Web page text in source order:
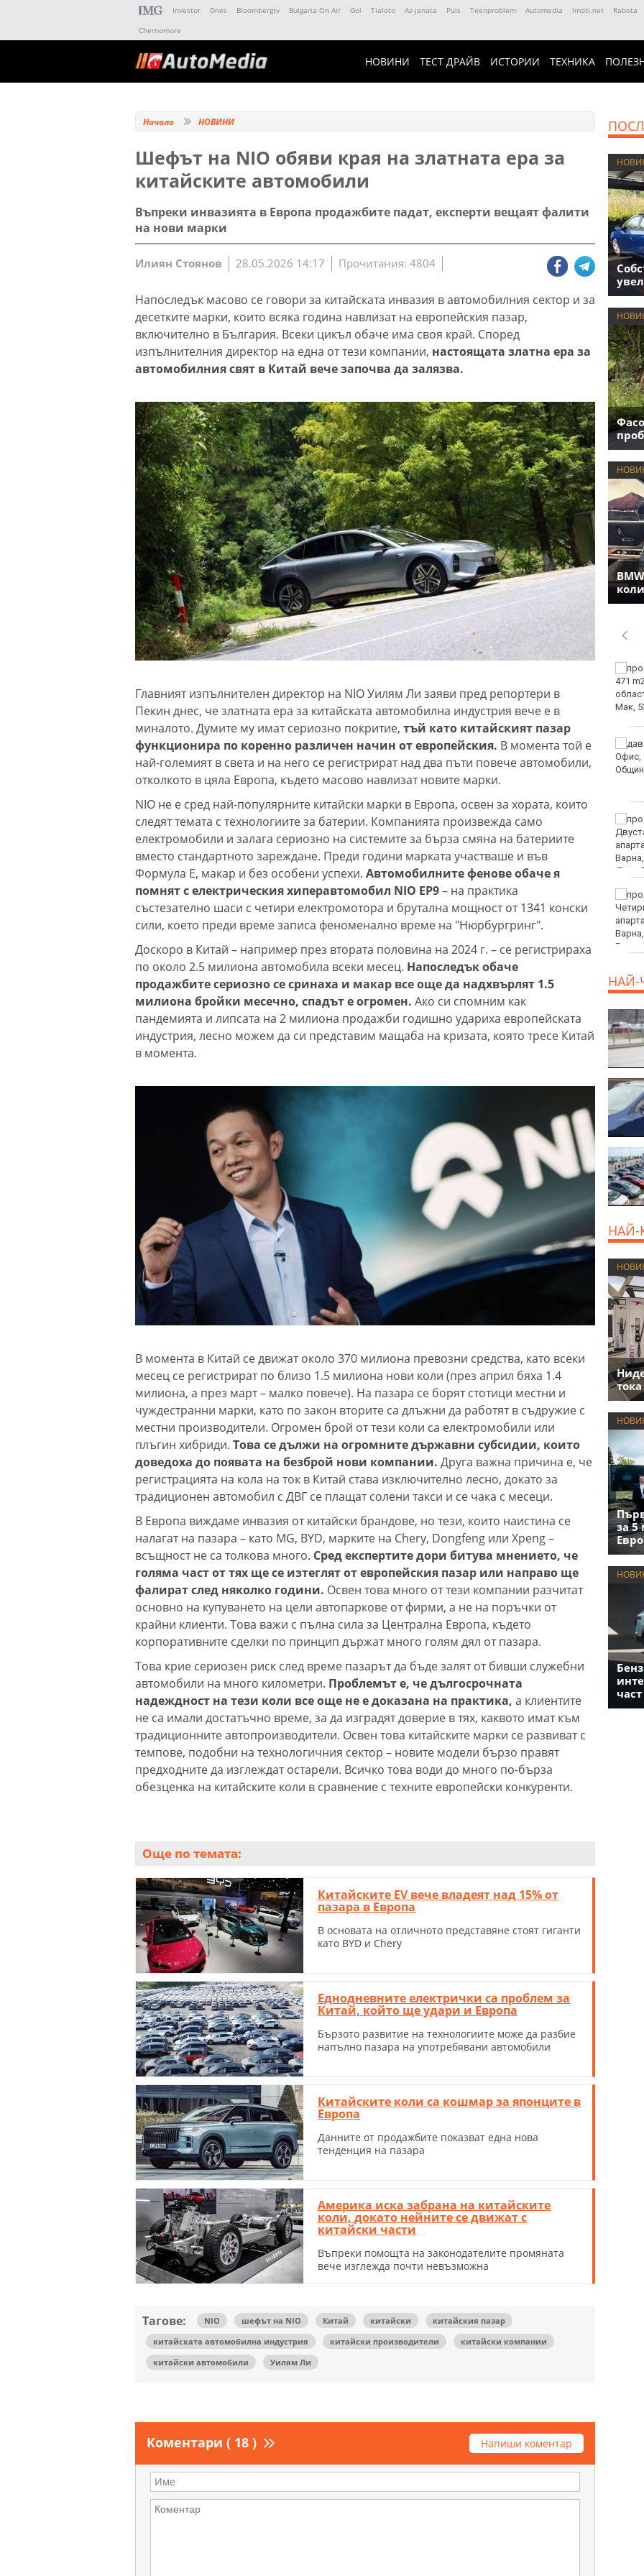
Investor Dnes Bloombergtv Bulgaria On Air Gol Tialoto Az-jenata Puls Teenproblem Automedia Imoti.net Rabota
Chernomore
НОВИНИ ТЕСТ ДРАЙВ ИСТОРИИ ТЕХНИКА
Начало НОВИНИ
Шефът на NIO обяви края на златната ера за
китайските автомобили
Въпреки инвазията в Европа продажбите падат, експерти вещаят фалити
на нови марки
Илиян Стоянов 28.05.2026 14:17 Прочитания: 4804
Напоследък масово се говори за китайската инвазия в автомобилния сектор и за
десетките марки, които всяка година навлизат на европейския пазар,
включително в България. Всеки цикъл обаче има своя край. Според
изпълнителния директор на една от тези компании, настоящата златна ера за
автомобилния свят в Китай вече започва да залязва.
Главният изпълнителен директор на NIO Уилям Ли заяви пред репортери в
Пекин днес, че златната ера за китайската автомобилна индустрия вече е в
миналото. Думите му имат сериозно покритие, тъй като китайският пазар
функционира по коренно различен начин от европейския. В момента той е
най-големият в света и на него се регистрират над два пъти повече автомобили,
отколкото в цяла Европа, където масово навлизат новите марки.
NIO не е сред най-популярните китайски марки в Европа, освен за хората, които
следят темата с технологиите за батерии. Компанията произвежда само
електромобили и залага сериозно на системите за бърза смяна на батериите
вместо стандартното зареждане. Преди години марката участваше и във
Формула Е, макар и без особени успехи. Автомобилните фенове обаче я
помнят с електрическия хиперавтомобил NIO EP9– на практика
състезателно шаси с четири електромотора и брутална мощност от 1341 конски
сили, което преди време записа феноменално време на "Нюрбургринг".
Доскоро в Китай – например през втората половина на 2024 г. – се регистрираха
по около 2.5 милиона автомобила всеки месец. Напоследък обаче
продажбите сериозно се сринаха и макар все още да надхвърлят 1.5
милиона бройки месечно, спадът е огромен. Ако си спомним как
пандемията и липсата на 2 милиона продажби годишно удариха европейската
индустрия, лесно можем да си представим мащаба на кризата, която тресе Китай
в момента.
В момента в Китай се движат около 370 милиона превозни средства, като всеки
месец се регистрират по близо 1.5 милиона нови коли (през април бяха 1.4
милиона, а през март – малко повече). На пазара се борят стотици местни и
чуждестранни марки, като по закон вторите са длъжни да работят в съдружие с
местни производители. Огромен брой от тези коли са електромобили или
плъгин хибриди. Това се дължи на огромните държавни субсидии, които
доведоха до появата на безброй нови компании. Друга важна причина е, че
регистрацията на кола на ток в Китай става изключително лесно, докато за
традиционен автомобил с ДВГ се плащат солени такси и се чака с месеци.
В Европа виждаме инвазия от китайски брандове, но тези, които наистина се
налагат на пазара – като MG, BYD, марките на Chery, Dongfeng или Xpeng –
всъщност не са толкова много. Сред експертите дори битува мнението, че
голяма част от тях ще се изтеглят от европейския пазар или направо ще
фалират след няколко години. Освен това много от тези компании разчитат
основно на купуването на цели автопаркове от фирми, а не на поръчки от
крайни клиенти. Това важи с пълна сила за Централна Европа, където
корпоративните сделки по принцип държат много голям дял от пазара.
Това крие сериозен риск след време пазарът да бъде залят от бивши служебни
автомобили на много километри. Проблемът е, че дългосрочната
надеждност на тези коли все още не е доказана на практика, а клиентите
не са имали достатъчно време, за да изградят доверие в тях, каквото имат към
традиционните автопроизводители. Освен това китайските марки се развиват с
темпове, подобни на технологичния сектор – новите модели бързо правят
предходните да изглеждат остарели. Всичко това води до много по-бърза
обезценка на китайските коли в сравнение с техните европейски конкуренти.
Още по темата:
Китайските ЕV вече владеят над 15% от
пазара в Европа
В основата на отличното представяне стоят гиганти
като BYD и Chery
Еднодневните електрички са проблем за
Китай, който ще удари и Европа
Бързото развитие на технологиите може да разбие
напълно пазара на употребявани автомобили
Китайските коли са кошмар за японците в
Европа
Данните от продажбите показват една нова
тенденция на пазара
Америка иска забрана на китайските
коли, докато нейните се движат с
китайски части
Въпреки помощта на законодателите промяната
вече изглежда почти невъзможна
Тагове: NIO шефът на NIO Китай китайски
китайския пазар
китайската автомобилна индустрия
китайски производители
китайски компании
китайски автомобили
Уилям Ли
Коментари ( 18 ) Напиши коментар
по Черноморието е с
нарушения
Спартак обяви
продажбата на свой
футболист в елита на
Катар
Стотици трудови
инциденти у нас са
свързани с работата в
жегите
Глобиха мъж за
хулигански прояви на
плажа във Варна
НАЙ-
НАЙ-
за 5
част